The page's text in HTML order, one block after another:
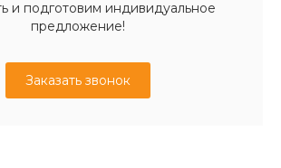
и подготовим индивидуальное
предложение!
Заказать звонок